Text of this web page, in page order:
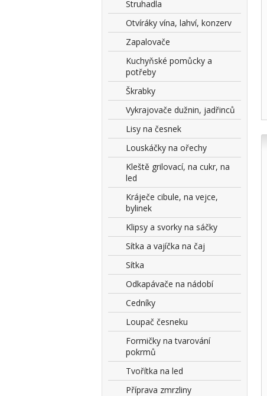
Struhadla
Otvíráky vína, lahví, konzerv
Zapalovače
Kuchyňské pomůcky a
potřeby
Škrabky
Vykrajovače dužnin, jadřinců
Lisy na česnek
Louskáčky na ořechy
Kleště grilovací, na cukr, na
led
Kráječe cibule, na vejce,
bylinek
Klipsy a svorky na sáčky
Sítka a vajíčka na čaj
Sítka
Odkapávače na nádobí
Cedníky
Loupač česneku
Formičky na tvarování
pokrmů
Tvořítka na led
Příprava zmrzliny